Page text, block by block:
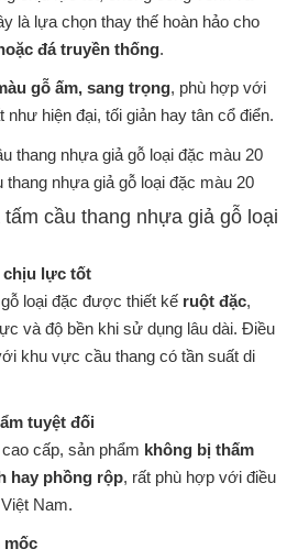
là lựa chọn thay thế hoàn hảo cho
đá truyền thống.
gỗ ấm, sang trọng, phù hợp với
như hiện đại, tối giản hay tân cổ điển.
thang nhựa giả gỗ loại đặc màu 20
cầu thang nhựa giả gỗ loại
chịu lực tốt
loại đặc được thiết kế ruột đặc,
và độ bền khi sử dụng lâu dài. Điều
khu vực cầu thang có tần suất di
tuyệt đối
cấp, sản phẩm không bị thấm
hay phồng rộp, rất phù hợp với điều
Nam.
mốc